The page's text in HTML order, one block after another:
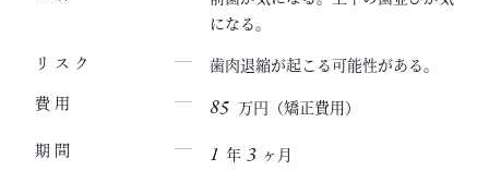
になる。
リスク 歯肉退縮が起こる可能性がある。
費用 85 万円（矯正費用）
期間 1 年 3 ヶ月